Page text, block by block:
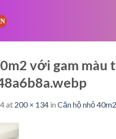
với gam
at 200 × 134 in Căn hộ nhỏ